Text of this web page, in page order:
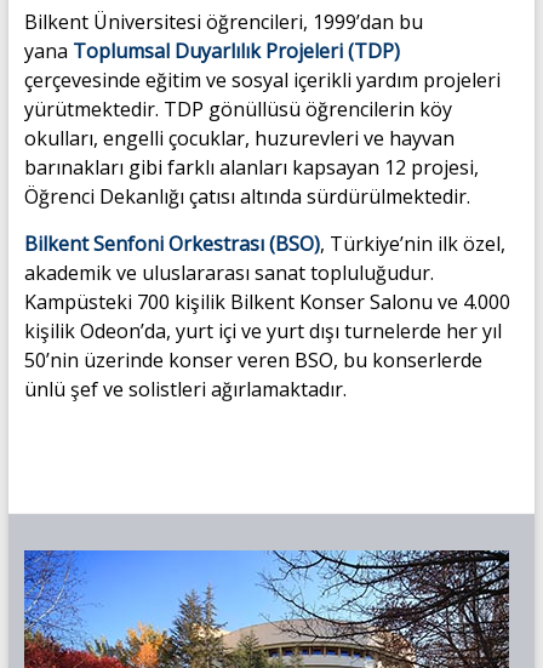
Bilkent Üniversitesi öğrencileri, 1999’dan bu
yana Toplumsal Duyarlılık Projeleri (TDP)
çerçevesinde eğitim ve sosyal içerikli yardım projeleri
yürütmektedir. TDP gönüllüsü öğrencilerin köy
okulları, engelli çocuklar, huzurevleri ve hayvan
barınakları gibi farklı alanları kapsayan 12 projesi,
Öğrenci Dekanlığı çatısı altında sürdürülmektedir.
Bilkent Senfoni Orkestrası (BSO), Türkiye’nin ilk özel,
akademik ve uluslararası sanat topluluğudur.
Kampüsteki 700 kişilik Bilkent Konser Salonu ve 4.000
kişilik Odeon’da, yurt içi ve yurt dışı turnelerde her yıl
50’nin üzerinde konser veren BSO, bu konserlerde
ünlü şef ve solistleri ağırlamaktadır.